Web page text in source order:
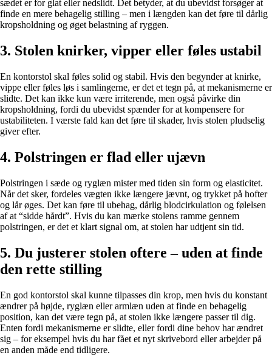
sædet er for glat eller nedslidt. Det betyder, at du ubevidst forsøger at
finde en mere behagelig stilling – men i længden kan det føre til dårlig
kropsholdning og øget belastning af ryggen.
3. Stolen knirker, vipper eller føles ustabil
En kontorstol skal føles solid og stabil. Hvis den begynder at knirke,
vippe eller føles løs i samlingerne, er det et tegn på, at mekanismerne er
slidte. Det kan ikke kun være irriterende, men også påvirke din
kropsholdning, fordi du ubevidst spænder for at kompensere for
ustabiliteten. I værste fald kan det føre til skader, hvis stolen pludselig
giver efter.
4. Polstringen er flad eller ujævn
Polstringen i sæde og ryglæn mister med tiden sin form og elasticitet.
Når det sker, fordeles vægten ikke længere jævnt, og trykket på hofter
og lår øges. Det kan føre til ubehag, dårlig blodcirkulation og følelsen
af at “sidde hårdt”. Hvis du kan mærke stolens ramme gennem
polstringen, er det et klart signal om, at stolen har udtjent sin tid.
5. Du justerer stolen oftere – uden at finde
den rette stilling
En god kontorstol skal kunne tilpasses din krop, men hvis du konstant
ændrer på højde, ryglæn eller armlæn uden at finde en behagelig
position, kan det være tegn på, at stolen ikke længere passer til dig.
Enten fordi mekanismerne er slidte, eller fordi dine behov har ændret
sig – for eksempel hvis du har fået et nyt skrivebord eller arbejder på
en anden måde end tidligere.